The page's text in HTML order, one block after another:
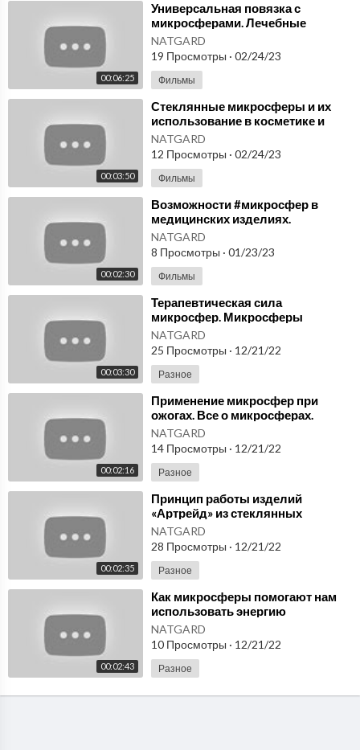
00:06:25
⁣Универсальная повязка с
микросферами. Лечебные
микросферы купить в России.
Видео отзыв, микросферы
NATGARD
19 Просмотры · 02/24/23
Фильмы
00:03:50
⁣Стеклянные микросферы и их
использование в косметике и
уходу за кожей. Микросферы —
купить недорого
NATGARD
12 Просмотры · 02/24/23
Фильмы
00:02:30
⁣Возможности #микросфер в
медицинских изделиях.
Микросферы артрейд купить.
NATGARD
8 Просмотры · 01/23/23
Фильмы
00:03:30
⁣Терапевтическая сила
микросфер. Микросферы
артрейд купить в России.
NATGARD
25 Просмотры · 12/21/22
Разное
00:02:16
⁣Применение микросфер при
ожогах. Все о микросферах.
Фролов микросферы купить.
NATGARD
14 Просмотры · 12/21/22
Разное
00:02:35
⁣Принцип работы изделий
«Артрейд» из стеклянных
микросфер. Микросферы
официальный сайт
производителя
NATGARD
28 Просмотры · 12/21/22
Разное
00:02:43
⁣Как микросферы помогают нам
использовать энергию
человеческого тела.
Микросферы купить в Москве
NATGARD
10 Просмотры · 12/21/22
Разное